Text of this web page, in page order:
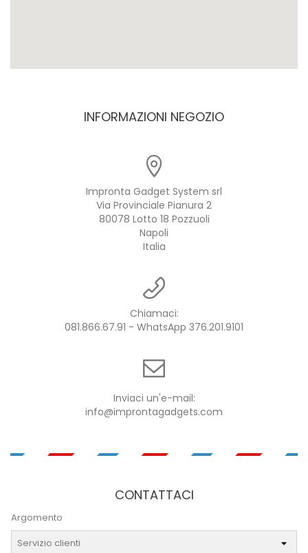
INFORMAZIONI NEGOZIO
Impronta Gadget System srl
Via Provinciale Pianura 2
80078 Lotto 18 Pozzuoli
Napoli
Italia
Chiamaci:
081.866.67.91 - WhatsApp 376.201.9101
Inviaci un'e-mail:
info@improntagadgets.com
CONTATTACI
Argomento